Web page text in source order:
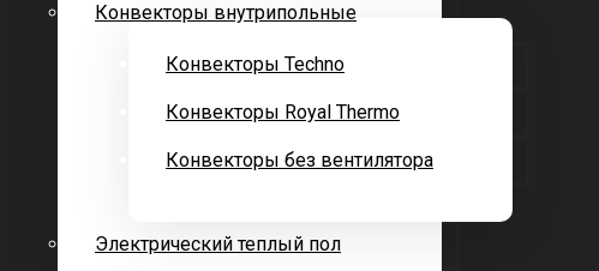
Конвекторы внутрипольные
Конвекторы Techno
Конвекторы Royal Thermo
Конвекторы без вентилятора
Электрический теплый пол